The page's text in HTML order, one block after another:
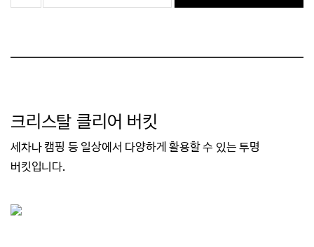
크리스탈 클리어 버킷
세차나 캠핑 등 일상에서 다양하게 활용할 수 있는 투명
버킷입니다.